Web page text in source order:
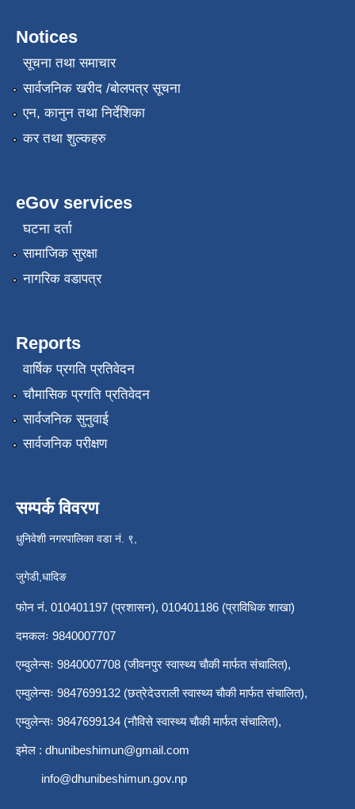
Notices
सूचना तथा समाचार
सार्वजनिक खरीद /बोलपत्र सूचना
एन, कानुन तथा निर्देशिका
कर तथा शुल्कहरु
eGov services
घटना दर्ता
सामाजिक सुरक्षा
नागरिक वडापत्र
Reports
वार्षिक प्रगति प्रतिवेदन
चौमासिक प्रगति प्रतिवेदन
सार्वजनिक सुनुवाई
सार्वजनिक परीक्षण
सम्पर्क विवरण
धुनिवेशी नगरपालिका वडा नं. ९,
जुगेडी,धादिङ
फोन नं. 010401197 (प्रशासन), 010401186 (प्राविधिक शाखा)
दमकलः 9840007707
एम्वुलेन्सः 9840007708 (जीवनपुर स्वास्थ्य चाैकी मार्फत संचालित),
एम्वुलेन्सः 9847699132 (छत्रेदेउराली स्वास्थ्य चाैकी मार्फत संचालित),
एम्वुलेन्सः 9847699134 (नाैविसे स्वास्थ्य चाैकी मार्फत संचालित),
इमेल : dhunibeshimun@gmail.com
info@dhunibeshimun.gov.np